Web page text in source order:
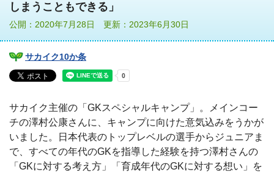
しまうこともできる」
公開：2020年7月28日 更新：2023年6月30日
サカイク10か条
サカイク主催の「GKスペシャルキャンプ」。メインコー
チの澤村公康さんに、キャンプに向けた意気込みをうかが
いました。日本代表のトップレベルの選手からジュニアま
で、すべての年代のGKを指導した経験を持つ澤村さんの
「GKに対する考え方」「育成年代のGKに対する想い」を